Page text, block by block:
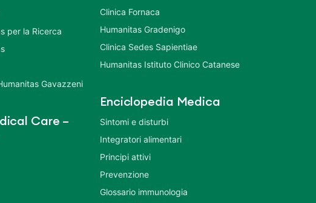
per la Ricerca
Gavazzeni
Care –
Clinica Fornaca
Humanitas Gradenigo
Clinica Sedes Sapientiae
Humanitas Istituto Clinico Catanese
Enciclopedia Medica
Sintomi e disturbi
Integratori alimentari
Principi attivi
Prevenzione
Glossario immunologia